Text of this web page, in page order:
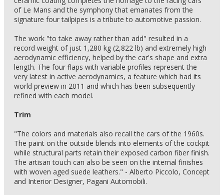
of Le Mans and the symphony that emanates from the
signature four tailpipes is a tribute to automotive passion.
The work "to take away rather than add" resulted in a
record weight of just 1,280 kg (2,822 lb) and extremely high
aerodynamic efficiency, helped by the car's shape and extra
length. The four flaps with variable profiles represent the
very latest in active aerodynamics, a feature which had its
world preview in 2011 and which has been subsequently
refined with each model.
Trim
"The colors and materials also recall the cars of the 1960s.
The paint on the outside blends into elements of the cockpit
while structural parts retain their exposed carbon fiber finish.
The artisan touch can also be seen on the internal finishes
with woven aged suede leathers." - Alberto Piccolo, Concept
and Interior Designer, Pagani Automobili.